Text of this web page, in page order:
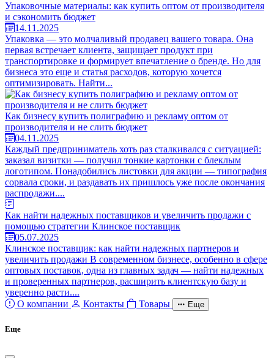
Упаковочные материалы: как купить оптом от производителя
и сэкономить бюджет
14.11.2025
Упаковка — это молчаливый продавец вашего товара. Она
первая встречает клиента, защищает продукт при
транспортировке и формирует впечатление о бренде. Но для
бизнеса это еще и статья расходов, которую хочется
оптимизировать. Найти...
Как бизнесу купить полиграфию и рекламу оптом от
производителя и не слить бюджет
04.11.2025
Каждый предприниматель хоть раз сталкивался с ситуацией:
заказал визитки — получил тонкие картонки с блеклым
логотипом. Понадобились листовки для акции — типография
сорвала сроки, и раздавать их пришлось уже после окончания
распродажи....
Как найти надежных поставщиков и увеличить продажи с
помощью стратегии Клинское поставщик
05.07.2025
Клинское поставщик: как найти надежных партнеров и
увеличить продажи В современном бизнесе, особенно в сфере
оптовых поставок, одна из главных задач — найти надежных
и проверенных партнеров, расширить клиентскую базу и
уверенно расти....
О компании
Контакты Товары Еще
Еще